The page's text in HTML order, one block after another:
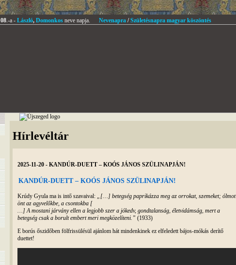
08.-a - László, Domonkosneve napja. Nevenapra/Születésnapra magyar köszöntés
Hírlevéltár
2025-11-20 - KANDÚR-DUETT – KOÓS JÁNOS SZÜLINAPJÁN!
KANDÚR-DUETT – KOÓS JÁNOS SZÜLINAPJÁN!
Krúdy Gyula ma is intő szavaival: „[…] betegség paprikázza meg az orrokat, szemeket; ólmot
önt az agyvelőkbe, a csontokba [
…] A mostani járvány ellen a legjobb szer a jókedv, gondtalanság, életvidámság, mert a
betegség csak a borult embert meri megközelíteni.” (1933)
E borús őszidőben fölfrissülésül ajánlom hát mindenkinek ez elfeledett bájos-mókás derítő
duettet!